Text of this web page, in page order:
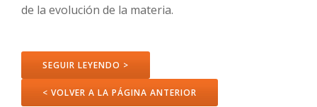
de la evolución de la materia.
SEGUIR LEYENDO >
< VOLVER A LA PÁGINA ANTERIOR